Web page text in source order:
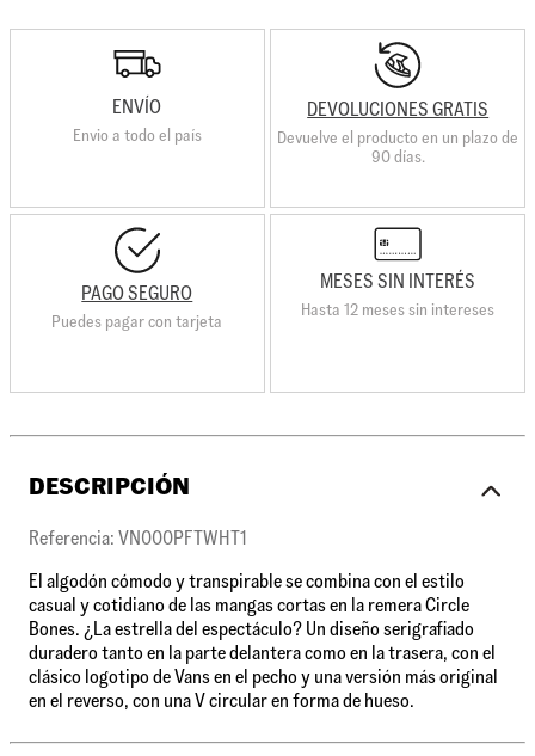
ENVÍO
Envio a todo el país
DEVOLUCIONES GRATIS
Devuelve el producto en un plazo de
90 días.
PAGO SEGURO
Puedes pagar con tarjeta
MESES SIN INTERÉS
Hasta 12 meses sin intereses
DESCRIPCIÓN
Referencia: VN000PFTWHT1
El algodón cómodo y transpirable se combina con el estilo
casual y cotidiano de las mangas cortas en la remera Circle
Bones. ¿La estrella del espectáculo? Un diseño serigrafiado
duradero tanto en la parte delantera como en la trasera, con el
clásico logotipo de Vans en el pecho y una versión más original
en el reverso, con una V circular en forma de hueso.